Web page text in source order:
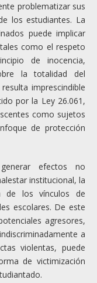
problematizar sus
los estudiantes. La
puede implicar
como el respeto
de inocencia,
la totalidad del
imprescindible
por la Ley 26.061,
como sujetos
de protección
efectos no
institucional, la
de los vínculos de
escolares. De este
agresores,
a
violentas, puede
de victimización